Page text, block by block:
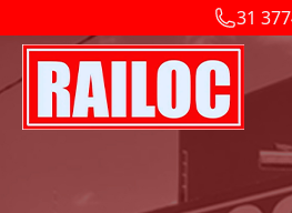
31